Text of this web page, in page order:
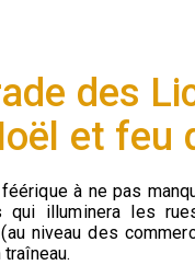
des
et feu
à ne pas
qui illuminera les
niveau des